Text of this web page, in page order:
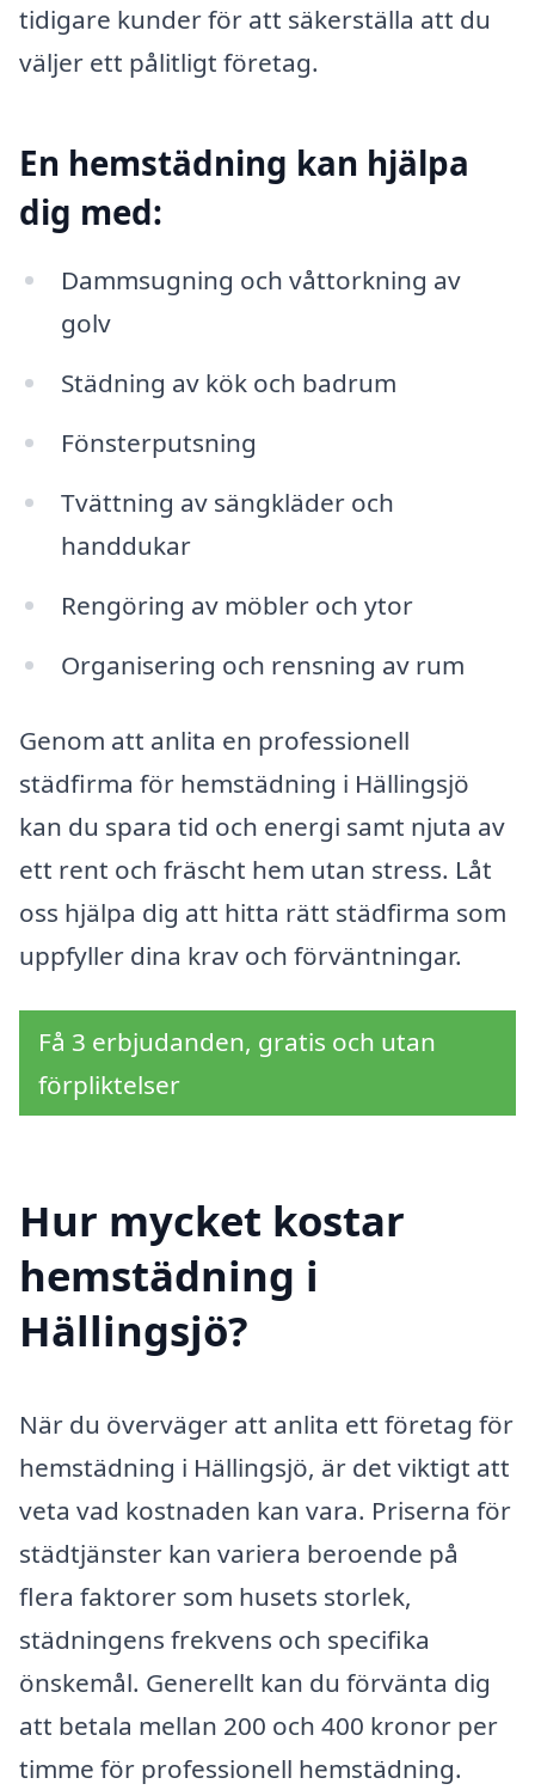
tidigare kunder för att säkerställa att du
väljer ett pålitligt företag.
En hemstädning kan hjälpa
dig med:
Dammsugning och våttorkning av
golv
Städning av kök och badrum
Fönsterputsning
Tvättning av sängkläder och
handdukar
Rengöring av möbler och ytor
Organisering och rensning av rum
Genom att anlita en professionell
städfirma för hemstädning i Hällingsjö
kan du spara tid och energi samt njuta av
ett rent och fräscht hem utan stress. Låt
oss hjälpa dig att hitta rätt städfirma som
uppfyller dina krav och förväntningar.
Få 3 erbjudanden, gratis och utan
förpliktelser
Hur mycket kostar
hemstädning i
Hällingsjö?
När du överväger att anlita ett företag för
hemstädning i Hällingsjö, är det viktigt att
veta vad kostnaden kan vara. Priserna för
städtjänster kan variera beroende på
flera faktorer som husets storlek,
städningens frekvens och specifika
önskemål. Generellt kan du förvänta dig
att betala mellan 200 och 400 kronor per
timme för professionell hemstädning.